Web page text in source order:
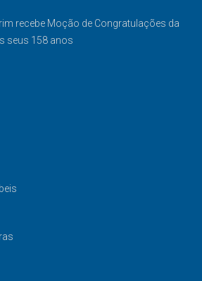
recebe Moção de Congratulações da
seus 158 anos